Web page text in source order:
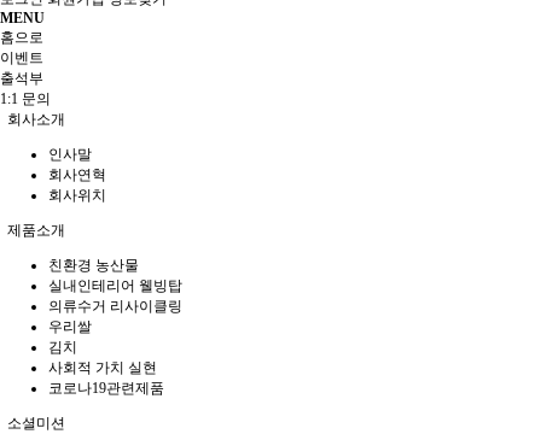
MENU
홈으로
이벤트
출석부
1:1 문의
회사소개
인사말
회사연혁
회사위치
제품소개
친환경 농산물
실내인테리어 웰빙탑
의류수거 리사이클링
우리쌀
김치
사회적 가치 실현
코로나19관련제품
소셜미션